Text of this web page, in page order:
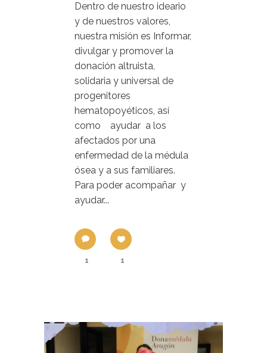
Dentro de nuestro ideario
y de nuestros valores,
nuestra misión es Informar,
divulgar y promover la
donación altruista,
solidaria y universal de
progenitores
hematopoyéticos, así
como ayudar a los
afectados por una
enfermedad de la médula
ósea y a sus familiares.
Para poder acompañar y
ayudar...
1 1